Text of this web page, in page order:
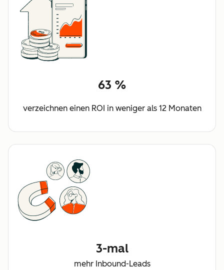
63 %
verzeichnen einen ROI in weniger als 12 Monaten
3-mal
mehr Inbound-Leads